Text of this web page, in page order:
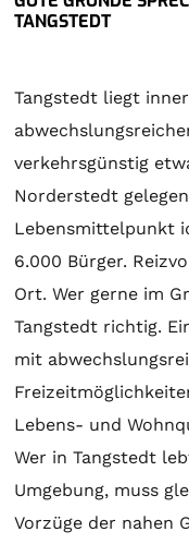
TANGSTEDT
Tangstedt liegt
verkehrsgünstig
Norderstedt
Lebensmittelpunkt
6.000 Bürger.
Ort. Wer gerne im
Tangstedt richtig.
mit
Lebens- und
Wer in Tangstedt
Umgebung, muss
Vorzüge der nahen